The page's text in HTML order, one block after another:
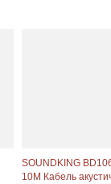
SOUNDKING
10M Кабель